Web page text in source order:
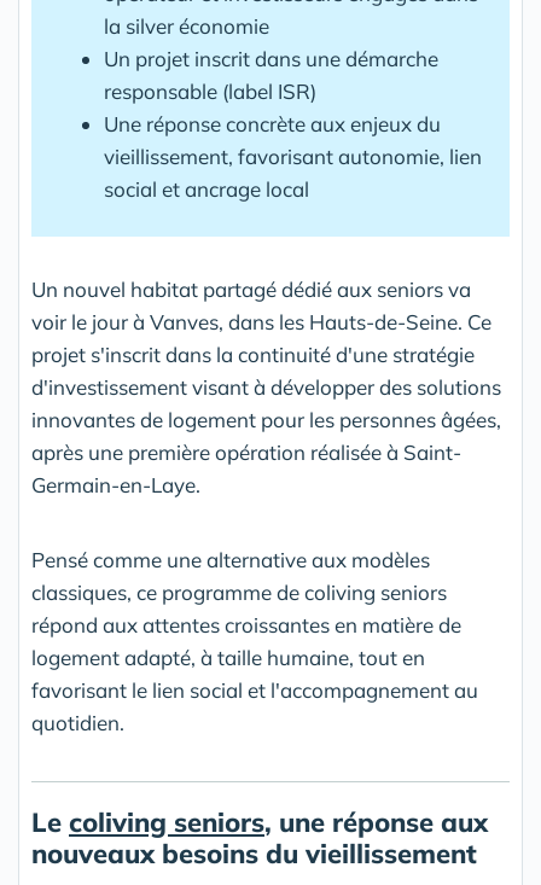
la silver économie
Un projet inscrit dans une démarche
responsable (label ISR)
Une réponse concrète aux enjeux du
vieillissement, favorisant autonomie, lien
social et ancrage local
Un nouvel habitat partagé dédié aux seniors va
voir le jour à Vanves, dans les Hauts-de-Seine. Ce
projet s'inscrit dans la continuité d'une stratégie
d'investissement visant à développer des solutions
innovantes de logement pour les personnes âgées,
après une première opération réalisée à Saint-
Germain-en-Laye.
Pensé comme une alternative aux modèles
classiques, ce programme de coliving seniors
répond aux attentes croissantes en matière de
logement adapté, à taille humaine, tout en
favorisant le lien social et l'accompagnement au
quotidien.
Le coliving seniors, une réponse aux
nouveaux besoins du vieillissement